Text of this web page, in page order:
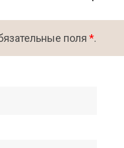
поля *.